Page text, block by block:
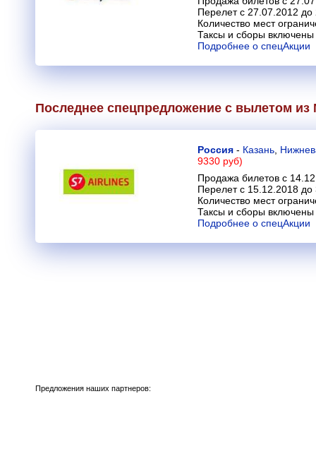
Перелет с 27.07.2012 до
Количество мест
Таксы и сборы включены
Подробнее о спецАкции
Последнее спецпредложение с вылетом
Россия - Казань
9330 руб)
Продажа билетов с
Перелет с 15.12.2018 до
Количество мест
Таксы и сборы включены
Подробнее о спецАкции
Предложения наших партнеров: